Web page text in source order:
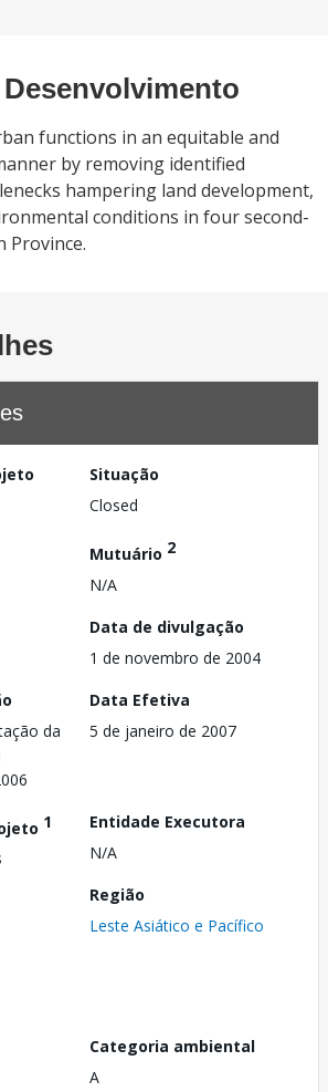
functions in an equitable and
by removing identified
hampering land development,
conditions in four second-
Province.
Situação
Closed
Mutuário 2
N/A
Data de divulgação
1 de novembro de 2004
da
Data Efetiva
5 de janeiro de 2007
1
Entidade Executora
N/A
Região
Leste Asiático e Pacífico
Categoria ambiental
A